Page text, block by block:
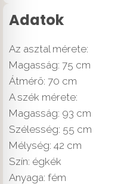
Adatok
Az asztal mérete:
Magasság: 75 cm
Átmérő: 70 cm
A szék mérete:
Magasság: 93 cm
Szélesség: 55 cm
Mélység: 42 cm
Szín: égkék
Anyaga: fém